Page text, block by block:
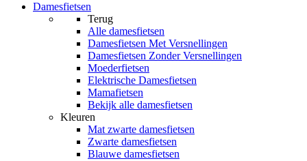
Damesfietsen
Terug
Alle damesfietsen
Damesfietsen Met Versnellingen
Damesfietsen Zonder Versnellingen
Moederfietsen
Elektrische Damesfietsen
Mamafietsen
Bekijk alle damesfietsen
Kleuren
Mat zwarte damesfietsen
Zwarte damesfietsen
Blauwe damesfietsen